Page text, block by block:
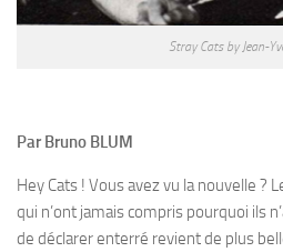
Stray Cats by Jean-
Par Bruno BLUM
Hey Cats ! Vous avez vu la nouvelle ?
qui n’ont jamais compris pourquoi ils
de déclarer enterré revient de plus